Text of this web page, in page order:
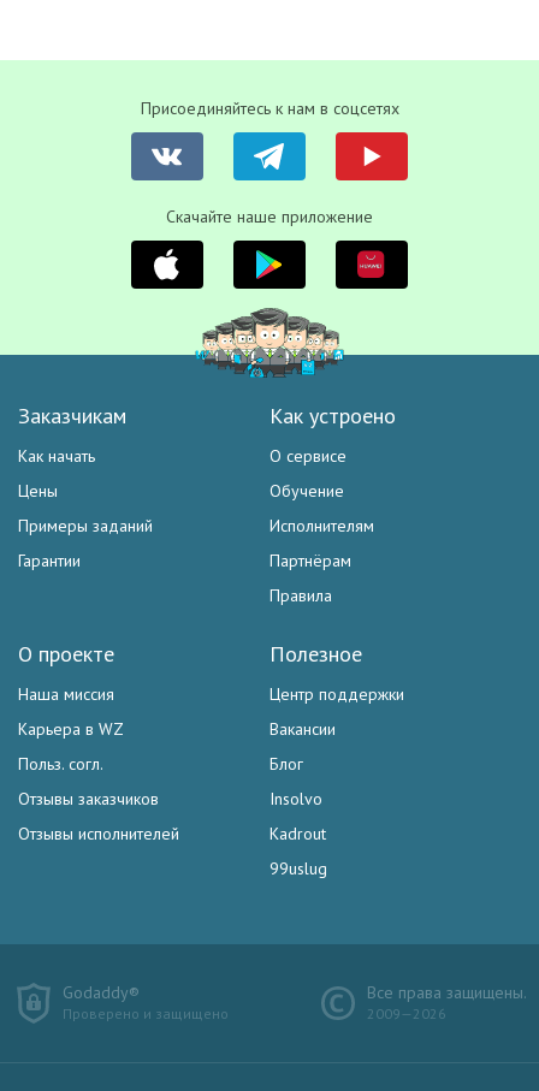
Присоединяйтесь к нам в соцсетях
Скачайте наше приложение
Заказчикам
Как начать
Цены
Примеры заданий
Гарантии
Как устроено
О сервисе
Обучение
Исполнителям
Партнёрам
Правила
Полезное
Центр поддержки
Вакансии
Блог
Insolvo
Kadrout
99uslug
О проекте
Наша миссия
Карьера в WZ
Польз. согл.
Отзывы заказчиков
Отзывы исполнителей
Godaddy®
Проверено и защищено
Все права защищены.
2009—2026